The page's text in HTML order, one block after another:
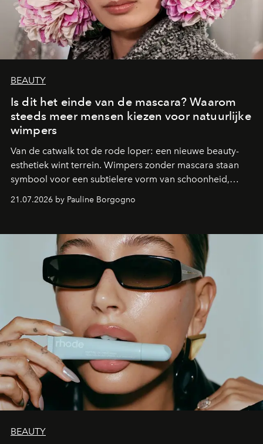
BEAUTY
Is dit het einde van de mascara? Waarom
steeds meer mensen kiezen voor natuurlijke
wimpers
Van de catwalk tot de rode loper: een nieuwe beauty-
esthetiek wint terrein. Wimpers zonder mascara staan
symbool voor een subtielere vorm van schoonheid,
waarin zelfvertrouwen belangrijker is dan een overvloed
aan make-up.
21.07.2026 by Pauline Borgogno
BEAUTY